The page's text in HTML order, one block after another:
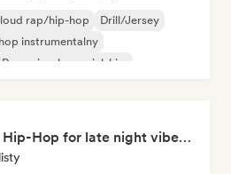
rap/hip-hop
Drill/Jersey
instrumentalny
Rap w języku angielskim
RapStars - Hip-Hop for late night vibes (by Music Outsider)